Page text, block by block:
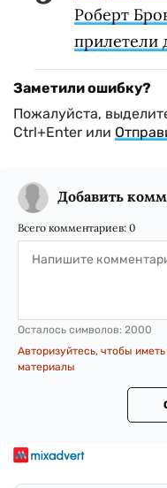
Роберт
прилетели
Заметили ошибку?
Пожалуйста,
Ctrl+Enter или
Добавить
Всего комментариев: 0
Осталось символов: 2000
Авторизуйтесь, чтобы
материалы